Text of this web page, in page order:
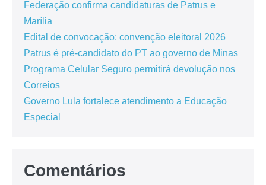
Federação confirma candidaturas de Patrus e
Marília
Edital de convocação: convenção eleitoral 2026
Patrus é pré-candidato do PT ao governo de Minas
Programa Celular Seguro permitirá devolução nos
Correios
Governo Lula fortalece atendimento a Educação
Especial
Comentários